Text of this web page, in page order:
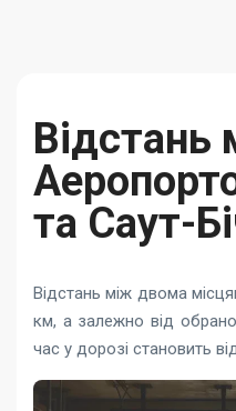
Відстань
та Саут-
Відстань між двома
км, а залежно від
час у дорозі становить